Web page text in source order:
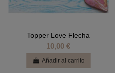
Topper Love Flecha
10,00 €
Añadir al carrito